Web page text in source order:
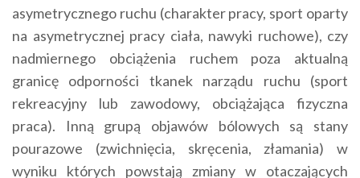
asymetrycznego ruchu (charakter pracy, sport oparty
na asymetrycznej pracy ciała, nawyki ruchowe), czy
nadmiernego obciążenia ruchem poza aktualną
granicę odporności tkanek narządu ruchu (sport
rekreacyjny lub zawodowy, obciążająca fizyczna
praca). Inną grupą objawów bólowych są stany
pourazowe (zwichnięcia, skręcenia, złamania) w
wyniku których powstają zmiany w otaczających